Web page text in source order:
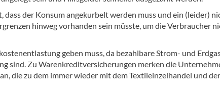
der Konsum angekurbelt werden muss und ein (leider)
hinweg vorhanden sein müsste, um die Verbraucher
geben muss, da bezahlbare Strom- und
sind. Zu Warenkreditversicherungen merken die
die zu dem immer wieder mit dem Textileinzelhandel und der